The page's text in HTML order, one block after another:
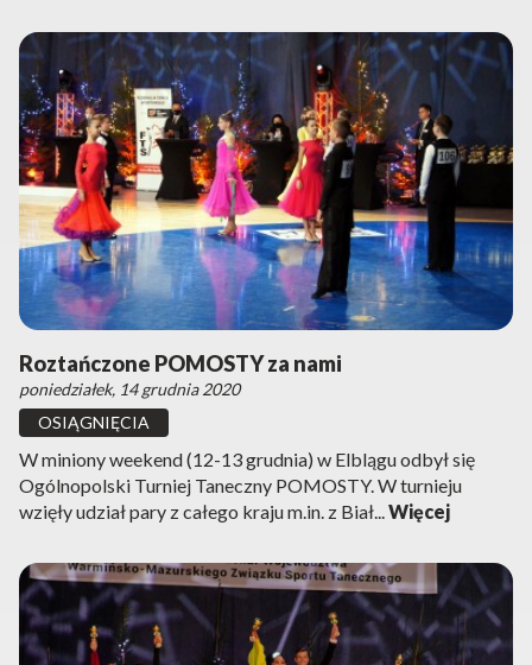
Roztańczone POMOSTY za nami
poniedziałek, 14 grudnia 2020
OSIĄGNIĘCIA
W miniony weekend (12-13 grudnia) w Elblągu odbył się
Ogólnopolski Turniej Taneczny POMOSTY. W turnieju
wzięły udział pary z całego kraju m.in. z Biał...Więcej